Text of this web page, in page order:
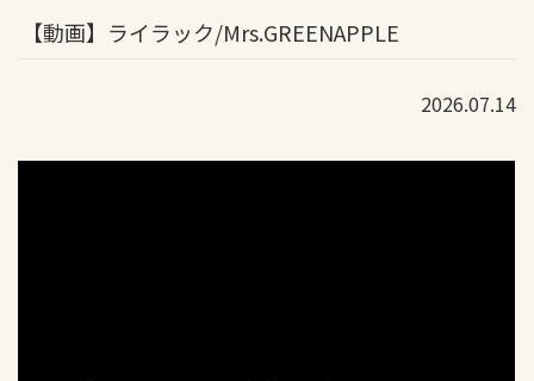
【動画】ライラック/Mrs.GREENAPPLE
2026.07.14